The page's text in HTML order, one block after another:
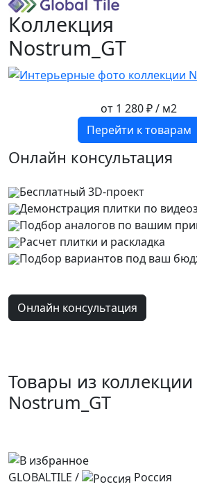
Коллекция
Nostrum_GT
от 1 280 ₽/ м2
Перейти к товарам
Онлайн консультация
Бесплатный 3D-проект
Демонстрация плитки по
Подбор аналогов по вашим
Расчет плитки и раскладка
Подбор вариантов под ваш
Онлайн консультация
Товары из коллекции
Nostrum_GT
GLOBALTILE /
Россия